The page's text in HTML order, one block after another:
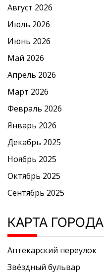
Август 2026
Июль 2026
Июнь 2026
Май 2026
Апрель 2026
Март 2026
Февраль 2026
Январь 2026
Декабрь 2025
Ноябрь 2025
Октябрь 2025
Сентябрь 2025
КАРТА ГОРОДА
Аптекарский переулок
Звёздный бульвар